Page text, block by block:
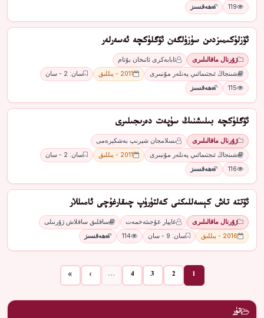
119
ھەقسىز
ئۆزلۈكىمىزدىن سۈزۈلگەن ئۆگلۈكچە ئەسەرلەر
ژۇرنال ماقالىلىرى
ئابابەكرى ئاتىخان بۇتام
شىنجاڭ ئىجتىمائىي پەنلەر مۇنبىرى
2011 - يىللىق
سان: 2 - سان
115
ھەقسىز
ئۆگلۈكچە بىلىشنىڭ سۈپەت دەرىجىلىرى
ژۇرنال ماقالىلىرى
ىسلامجان شېرىپ بەشكېرەمى
شىنجاڭ ئىجتىمائىي پەنلەر مۇنبىرى
2011 - يىللىق
سان: 2 - سان
116
ھەقسىز
ئۆتتە تاش كېسەللىكنى كەلتۈرۈپ چىقارغۇچى ئامىللار
ژۇرنال ماقالىلىرى غاپپار غۇجىئەخمەت
ساقلىق ساقلاش ژۇرنىلى
2016 - يىللىق
سان: 9 - سان 114 ھەقسىز
1
2
3
4
…
›
»
تۈر